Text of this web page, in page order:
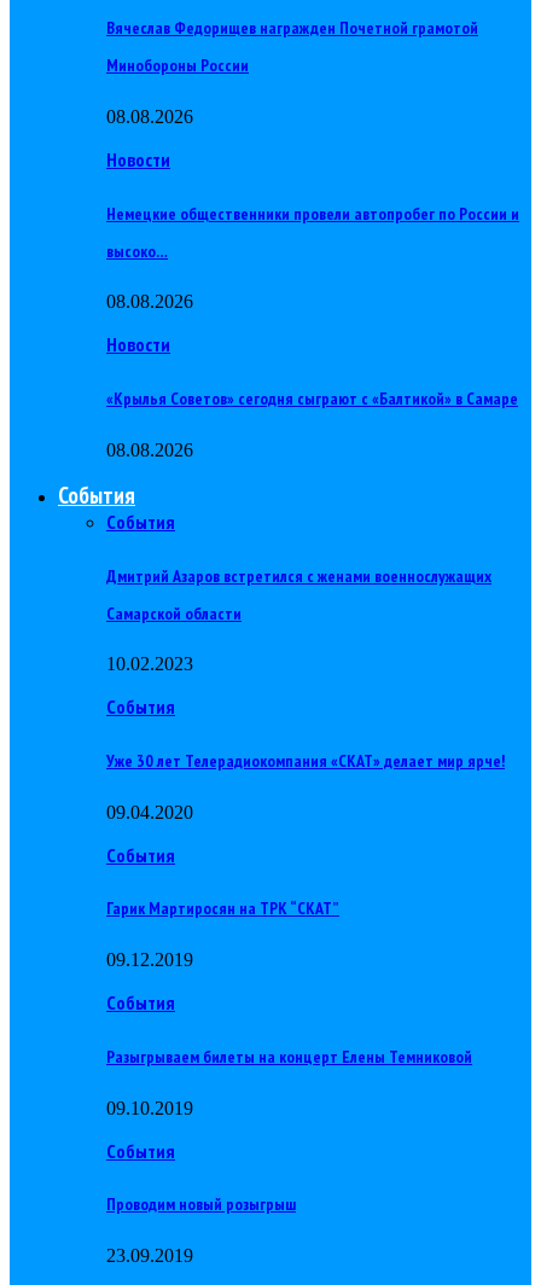
Вячеслав Федорищев награжден Почетной грамотой
Минобороны России
08.08.2026
Новости
Немецкие общественники провели автопробег по России и
высоко…
08.08.2026
Новости
«Крылья Советов» сегодня сыграют с «Балтикой» в Самаре
08.08.2026
События
События
Дмитрий Азаров встретился с женами военнослужащих
Самарской области
10.02.2023
События
Уже 30 лет Телерадиокомпания «СКАТ» делает мир ярче!
09.04.2020
События
Гарик Мартиросян на ТРК “СКАТ”
09.12.2019
События
Разыгрываем билеты на концерт Елены Темниковой
09.10.2019
События
Проводим новый розыгрыш
23.09.2019